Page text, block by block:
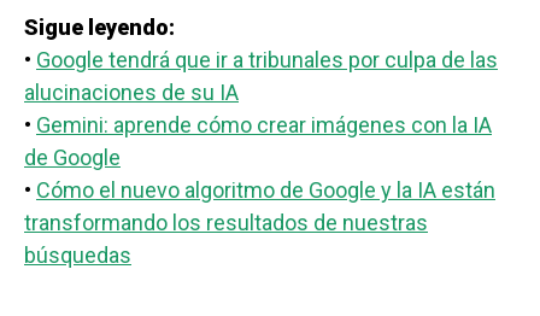
Sigue leyendo:
• Google tendrá que ir a tribunales por culpa de las
alucinaciones de su IA
• Gemini: aprende cómo crear imágenes con la IA
de Google
• Cómo el nuevo algoritmo de Google y la IA están
transformando los resultados de nuestras
búsquedas